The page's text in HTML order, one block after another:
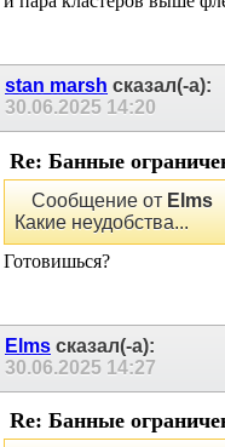
stan marsh сказал(-а):
30.06.2025 14:20
Re: Банные
Сообщение от Elms
Какие неудобства...
Готовишься?
Elms сказал(-а):
30.06.2025 14:27
Re: Банные